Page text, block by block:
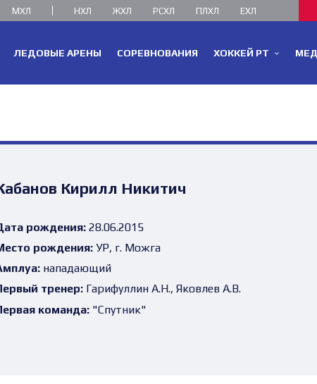
МХЛ НХЛ ЖХЛ РСХЛ ПЛХЛ ЕХЛ
ЛЕДОВЫЕ АРЕНЫ СОРЕВНОВАНИЯ ХОККЕЙ РТ
Кирилл Никитич
рождения:28.06.2015
рождения:УР, г. Можга
нападающий
тренер:Гарифуллин А.Н., Яковлев А.В.
команда:"Спутник"